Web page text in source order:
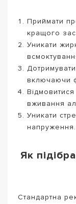
Приймати
кращого
Уникати
включаючи
вживання
Уникати
напруження.
Як
Стандартна